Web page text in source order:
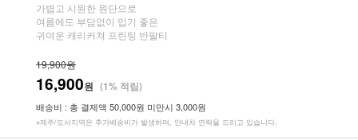
가볍고 시원한 원단으로
여름에도 부담없이 입기 좋은
귀여운 캐리커쳐 프린팅 반팔티
19,900원
16,900원 (1% 적립)
배송비 : 총 결제액 50,000원 미만시 3,000원
※제주/도서지역은 추가배송비가 발생하며, 안내차 연락을 드리고 있습니다.